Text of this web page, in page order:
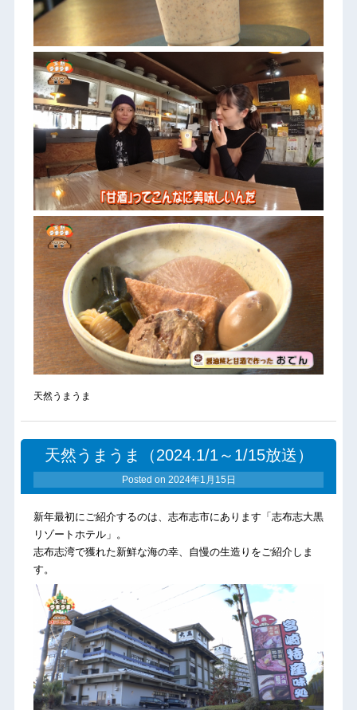
天然うまうま
天然うまうま（2024.1/1～1/15放送）
Posted on 2024年1月15日
新年最初にご紹介するのは、志布志市にあります「志布志大黒
リゾートホテル」。
志布志湾で獲れた新鮮な海の幸、自慢の生造りをご紹介しま
す。